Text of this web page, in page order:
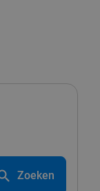
Zoeken